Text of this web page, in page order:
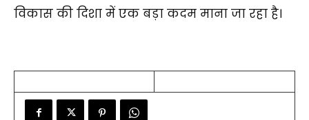
विकास की दिशा में एक बड़ा कदम माना जा रहा है।